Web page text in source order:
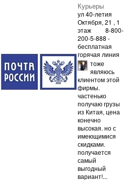
Курьеры
ул 40-летия
Октября, 21 , 1
этаж
8-800-
200-5-888 -
бесплатная
горячая линия
тоже
являюсь
клиентом этой
фирмы.
частенько
получаю грузы
из Китая, цена
конечно
высокая. но с
имеющимися
скидками.
получается
самый
выгодный
вариант!...